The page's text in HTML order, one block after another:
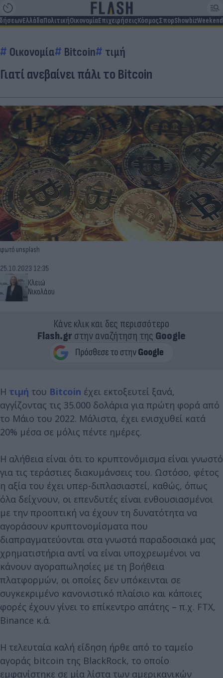
ΕλλάδαΠολιτικήΟικονομίαΕπιχειρήσειςΚόσμοςΣπορShowbizWeekend
Οικονομία Bitcoin τιμή
Γιατί ανεβαίνει πάλι το Bitcoin
φωτό unsplash
Κλειώ
Νικολάου
25.10.2023 12:35
Κάνε κλικ και δες περισσότερο
Flash.grστην αναζήτηση της Google
Η τιμή του Bitcoin έχει εκτοξευτεί ξανά,
αγγίζοντας τις 35.000 δολάρια για πρώτη φορά από
το Μάιο του 2022. Μάλιστα, έχει ενισχυθεί κατά
20% μέσα σε μόλις πέντε ημέρες.
Η αλήθεια είναι ότι το κρυπτονόμισμα είναι γνωστό
για τις τεράστιες διακυμάνσεις του. Ωστόσο, φέτος
η αξία του έχει υπερ-διπλασιαστεί, καθώς, όπως
όλα δείχνουν, οι επενδυτές είναι ενθουσιασμένοι
με την προοπτική να έχουν τη δυνατότητα να
αγοράσουν κρυπτονομίσματα που
διαπραγματεύονται στα γνωστά παραδοσιακά μας
χρηματιστήρια αντί να είναι υποχρεωμένοι να
κάνουν αγοραπωλησίες με τη βοήθεια
πλατφορμών, οι οποίες δεν υπόκεινται σε
συγκεκριμένο κανονιστικό πλαίσιο και κάποιες
φορές έχουν γίνει το επίκεντρο απάτης – π.χ. FTX,
Binance κ.ά.
Η τελευταία καλή είδηση ήρθε από το ταμείο
αγοράς bitcoin της BlackRock, το οποίο
εμφανίστηκε σε μία λίστα των αμερικανικών